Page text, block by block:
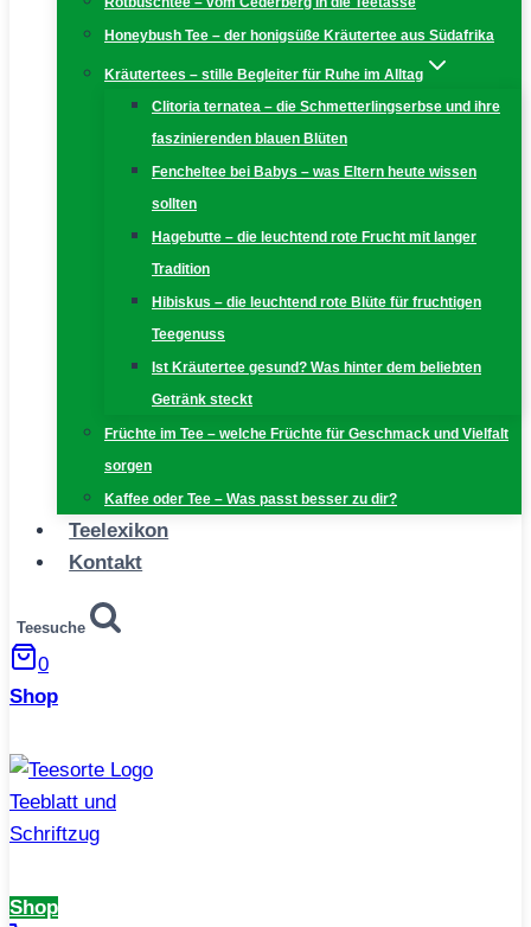
Honeybush Tee – der honigsüße Kräutertee aus Südafrika
Kräutertees – stille Begleiter für Ruhe im Alltag
Clitoria ternatea – die Schmetterlingserbse und ihre
faszinierenden blauen Blüten
Fencheltee bei Babys – was Eltern heute wissen
sollten
Hagebutte – die leuchtend rote Frucht mit langer
Tradition
Hibiskus – die leuchtend rote Blüte für fruchtigen
Teegenuss
Ist Kräutertee gesund? Was hinter dem beliebten
Getränk steckt
Früchte im Tee – welche Früchte für Geschmack und Vielfalt
sorgen
Kaffee oder Tee – Was passt besser zu dir?
Teelexikon
Kontakt
Teesuche
0
Shop
Shop